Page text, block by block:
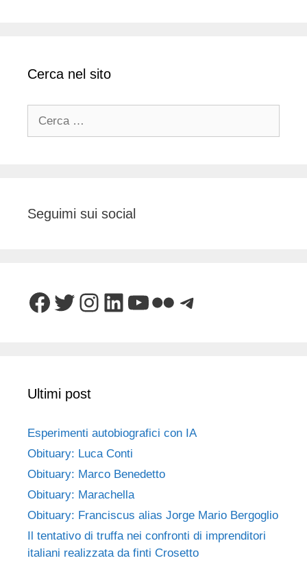
Cerca nel sito
Seguimi sui social
Facebook
Twitter
Instagram
LinkedIn
YouTube
FlickrTelegram
Ultimi post
Esperimenti autobiografici con IA
Obituary: Luca Conti
Obituary: Marco Benedetto
Obituary: Marachella
Obituary: Franciscus alias Jorge Mario Bergoglio
Il tentativo di truffa nei confronti di imprenditori
italiani realizzata da finti Crosetto